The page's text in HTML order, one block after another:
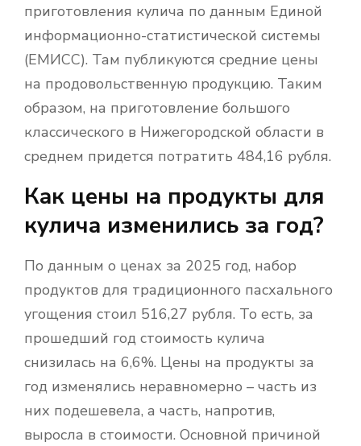
приготовления кулича по данным Единой
информационно-статистической системы
(ЕМИСС). Там публикуются средние цены
на продовольственную продукцию. Таким
образом, на приготовление большого
классического в Нижегородской области в
среднем придется потратить 484,16 рубля.
Как цены на продукты для
кулича изменились за год?
По данным о ценах за 2025 год, набор
продуктов для традиционного пасхального
угощения стоил 516,27 рубля. То есть, за
прошедший год стоимость кулича
снизилась на 6,6%. Цены на продукты за
год изменялись неравномерно – часть из
них подешевела, а часть, напротив,
выросла в стоимости. Основной причиной